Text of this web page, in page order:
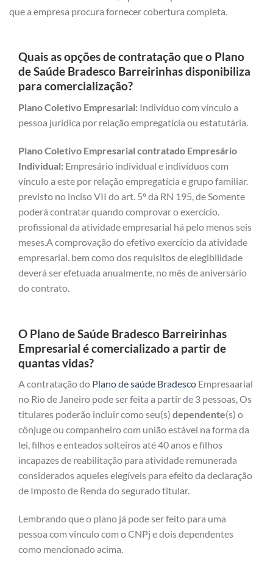
que a empresa procura fornecer cobertura completa.
Quais as opções de contratação que o Plano
de Saúde Bradesco Barreirinhas disponibiliza
para comercialização?
Plano Coletivo Empresarial: Indivíduo com vínculo a
pessoa jurídica por relação empregatícia ou estatutária.
Plano Coletivo Empresarial contratado Empresário
Individual: Empresário individual e indivíduos com
vínculo a este por relação empregatícia e grupo familiar.
previsto no inciso VII do art. 5º da RN 195, de Somente
poderá contratar quando comprovar o exercício.
profissional da atividade empresarial há pelo menos seis
meses.A comprovação do efetivo exercício da atividade
empresarial. bem como dos requisitos de elegibilidade
deverá ser efetuada anualmente, no mês de aniversário
do contrato.
O Plano de Saúde Bradesco Barreirinhas
Empresarial é comercializado a partir de
quantas vidas?
A contratação do Plano de saúde Bradesco Empresaarial
no Rio de Janeiro pode ser feita a partir de 3 pessoas, Os
titulares poderão incluir como seu(s) dependente(s) o
cônjuge ou companheiro com união estável na forma da
lei, filhos e enteados solteiros até 40 anos e filhos
incapazes de reabilitação para atividade remunerada
considerados aqueles elegíveis para efeito da declaração
de Imposto de Renda do segurado titular.
Lembrando que o plano já pode ser feito para uma
pessoa com vinculo com o CNPj e dois dependentes
como mencionado acima.